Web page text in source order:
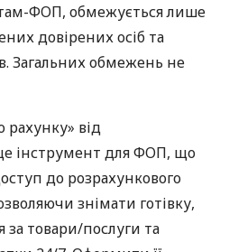
ФОП, обмежується лише
довірених осіб та
Загальних обмежень не
рахунку» від
інструмент для ФОП, що
до розрахункового
знімати готівку,
за товари/послуги та